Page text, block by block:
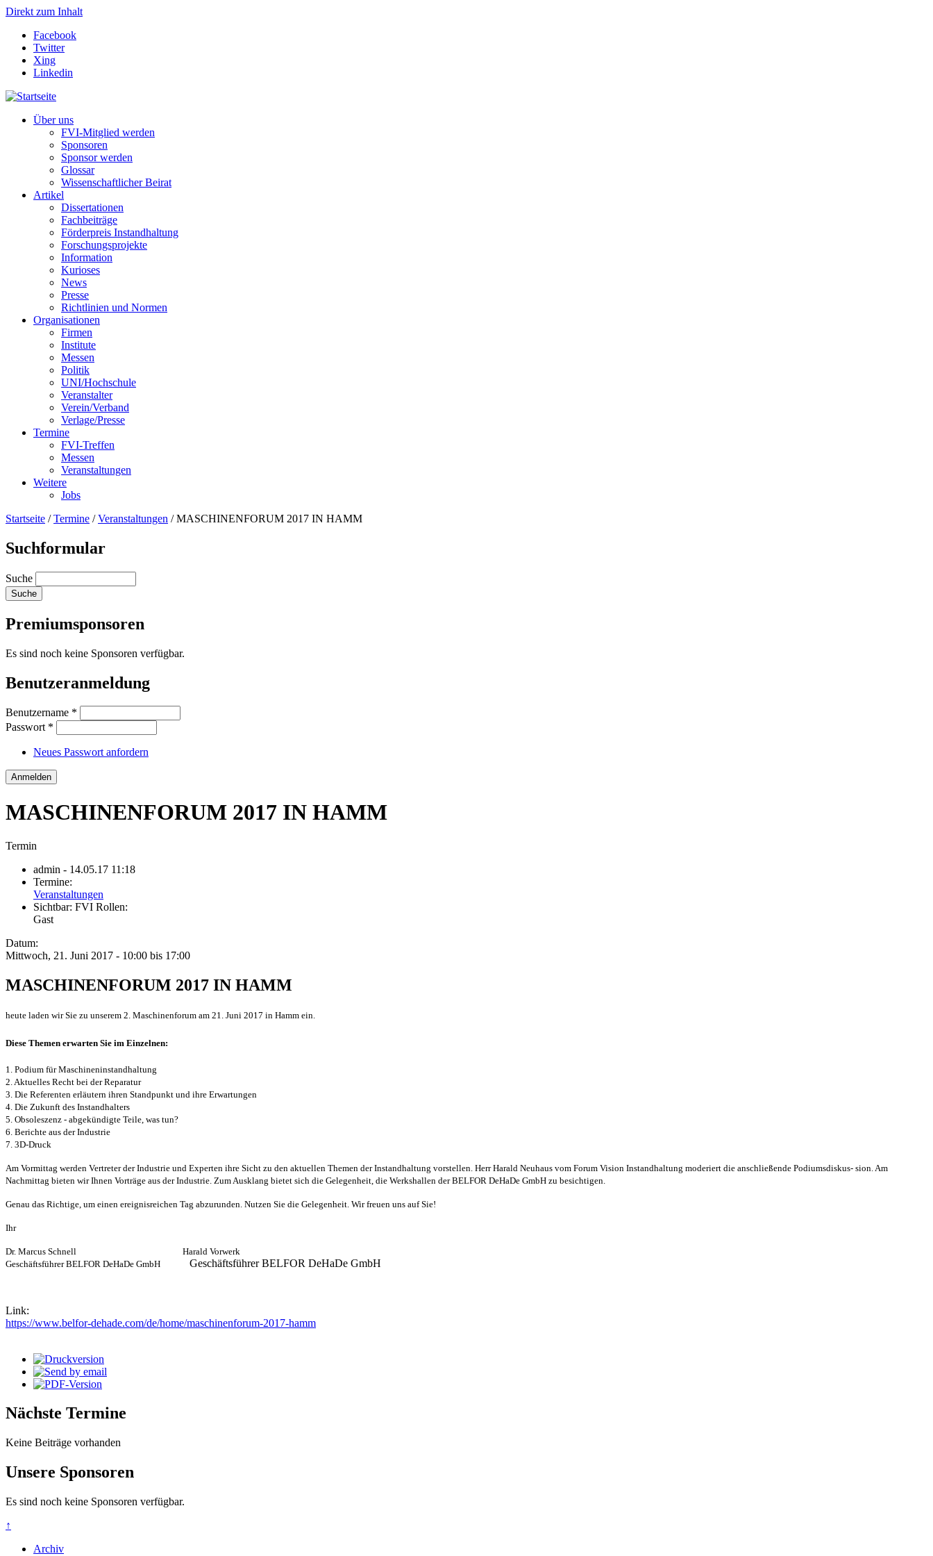
Direkt zum Inhalt
Facebook
Twitter
Xing
Linkedin
Über uns
FVI-Mitglied werden
Sponsoren
Sponsor werden
Glossar
Wissenschaftlicher Beirat
Artikel
Dissertationen
Fachbeiträge
Förderpreis Instandhaltung
Forschungsprojekte
Information
Kurioses
News
Presse
Richtlinien und Normen
Organisationen
Firmen
Institute
Messen
Politik
UNI/Hochschule
Veranstalter
Verein/Verband
Verlage/Presse
Termine
FVI-Treffen
Messen
Veranstaltungen
Weitere
Jobs
Startseite /Termine /Veranstaltungen /MASCHINENFORUM 2017 IN HAMM
Suchformular
Suche
Premiumsponsoren
Es sind noch keine Sponsoren verfügbar.
Benutzeranmeldung
Benutzername *
Passwort *
Neues Passwort anfordern
MASCHINENFORUM 2017 IN HAMM
Termin
admin - 14.05.17 11:18
Termine:
Veranstaltungen
Sichtbar: FVI Rollen:
Gast
Datum:
Mittwoch, 21. Juni 2017 - 10:00 bis 17:00
MASCHINENFORUM 2017 IN HAMM
heute laden wir Sie zu unserem 2. Maschinenforum am 21. Juni 2017 in Hamm ein.
Diese Themen erwarten Sie im Einzelnen:
1. Podium für Maschineninstandhaltung
2. Aktuelles Recht bei der Reparatur
3. Die Referenten erläutern ihren Standpunkt und ihre Erwartungen
4. Die Zukunft des Instandhalters
5. Obsoleszenz - abgekündigte Teile, was tun?
6. Berichte aus der Industrie
7. 3D-Druck
Am Vormittag werden Vertreter der Industrie und Experten ihre Sicht zu den aktuellen Themen der Instandhaltung vorstellen. Herr Harald Neuhaus vom Forum Vision Instandhaltung moderiert die anschließende Podiumsdiskus- sion. Am
Nachmittag bieten wir Ihnen Vorträge aus der Industrie. Zum Ausklang bietet sich die Gelegenheit, die Werkshallen der BELFOR DeHaDe GmbH zu besichtigen.
Genau das Richtige, um einen ereignisreichen Tag abzurunden. Nutzen Sie die Gelegenheit. Wir freuen uns auf Sie!
Ihr
Dr. Marcus Schnell Harald Vorwerk
Geschäftsführer BELFOR DeHaDe GmbH Geschäftsführer BELFOR DeHaDe GmbH
Link:
https://www.belfor-dehade.com/de/home/maschinenforum-2017-hamm
Nächste Termine
Keine Beiträge vorhanden
Unsere Sponsoren
Es sind noch keine Sponsoren verfügbar.
↑
Archiv